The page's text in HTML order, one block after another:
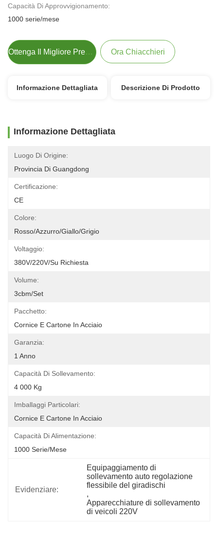
Capacità Di Approvvigionamento:
1000 serie/mese
Ottenga Il Migliore Prezzo Ora Chiacchieri
Informazione Dettagliata Descrizione Di Prodotto
Informazione Dettagliata
Luogo Di Origine:
Provincia Di Guangdong
Certificazione:
CE
Colore:
Rosso/azzurro/giallo/grigio
Voltaggio:
380V/220V/su Richiesta
Volume:
3cbm/set
Pacchetto:
Cornice E Cartone In Acciaio
Garanzia:
1 Anno
Capacità Di Sollevamento:
4 000 Kg
Imballaggi Particolari:
Cornice E Cartone In Acciaio
Capacità Di Alimentazione:
1000 Serie/mese
Evidenziare:
Equipaggiamento di
sollevamento auto regolazione
flessibile del giradischi
,
Apparecchiature di sollevamento
di veicoli 220V